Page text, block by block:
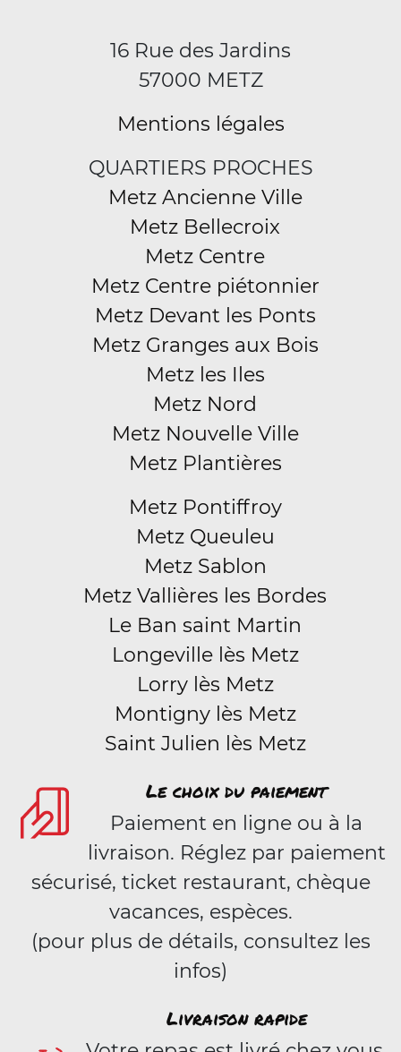
16 Rue des Jardins
57000 METZ
Mentions légales
QUARTIERS PROCHES
Metz Ancienne Ville
Metz Bellecroix
Metz Centre
Metz Centre piétonnier
Metz Devant les Ponts
Metz Granges aux Bois
Metz les Iles
Metz Nord
Metz Nouvelle Ville
Metz Plantières
Metz Pontiffroy
Metz Queuleu
Metz Sablon
Metz Vallières les Bordes
Le Ban saint Martin
Longeville lès Metz
Lorry lès Metz
Montigny lès Metz
Saint Julien lès Metz
Le choix du paiement
Paiement en ligne ou à la
livraison. Réglez par paiement
sécurisé, ticket restaurant, chèque
vacances, espèces.
(pour plus de détails, consultez les
infos)
Livraison rapide